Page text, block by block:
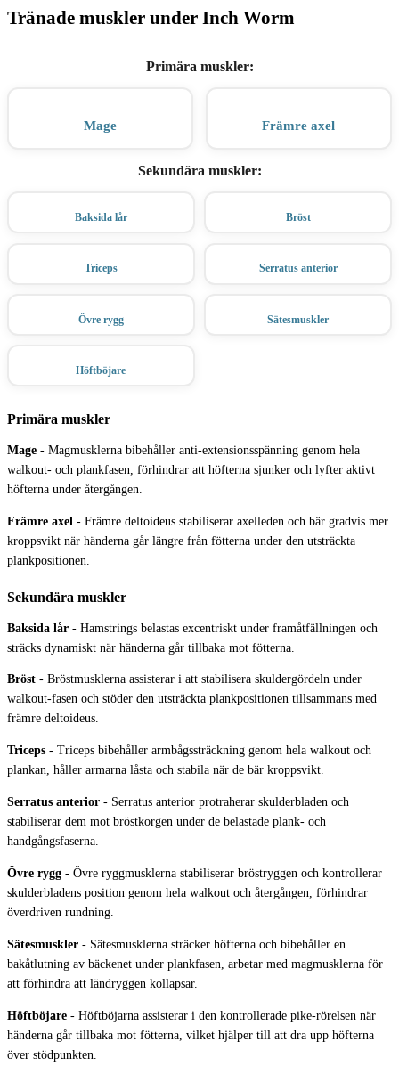
Tränade muskler under Inch Worm
Primära muskler:
Mage Främre axel
Sekundära muskler:
Baksida lår Bröst
Triceps Serratus anterior
Övre rygg Sätesmuskler
Höftböjare
Primära muskler
Mage - Magmusklerna bibehåller anti-extensionsspänning genom hela
walkout- och plankfasen, förhindrar att höfterna sjunker och lyfter aktivt
höfterna under återgången.
Främre axel - Främre deltoideus stabiliserar axelleden och bär gradvis mer
kroppsvikt när händerna går längre från fötterna under den utsträckta
plankpositionen.
Sekundära muskler
Baksida lår - Hamstrings belastas excentriskt under framåtfällningen och
sträcks dynamiskt när händerna går tillbaka mot fötterna.
Bröst - Bröstmusklerna assisterar i att stabilisera skuldergördeln under
walkout-fasen och stöder den utsträckta plankpositionen tillsammans med
främre deltoideus.
Triceps - Triceps bibehåller armbågssträckning genom hela walkout och
plankan, håller armarna låsta och stabila när de bär kroppsvikt.
Serratus anterior - Serratus anterior protraherar skulderbladen och
stabiliserar dem mot bröstkorgen under de belastade plank- och
handgångsfaserna.
Övre rygg - Övre ryggmusklerna stabiliserar bröstryggen och kontrollerar
skulderbladens position genom hela walkout och återgången, förhindrar
överdriven rundning.
Sätesmuskler - Sätesmusklerna sträcker höfterna och bibehåller en
bakåtlutning av bäckenet under plankfasen, arbetar med magmusklerna för
att förhindra att ländryggen kollapsar.
Höftböjare - Höftböjarna assisterar i den kontrollerade pike-rörelsen när
händerna går tillbaka mot fötterna, vilket hjälper till att dra upp höfterna
över stödpunkten.